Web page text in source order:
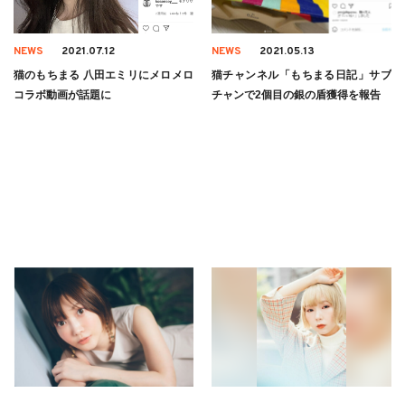
NEWS 2021.07.12
猫のもちまる 八田エミリにメロメロ
コラボ動画が話題に
NEWS 2021.05.13
猫チャンネル「もちまる日記」サブ
チャンで2個目の銀の盾獲得を報告